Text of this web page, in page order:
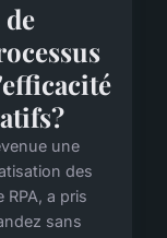
une
des
a pris
sans